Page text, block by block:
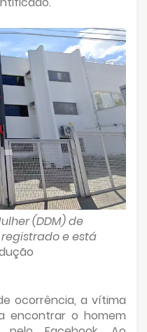
(DDM) de
e está
ocorrência, a vítima
encontrar o homem